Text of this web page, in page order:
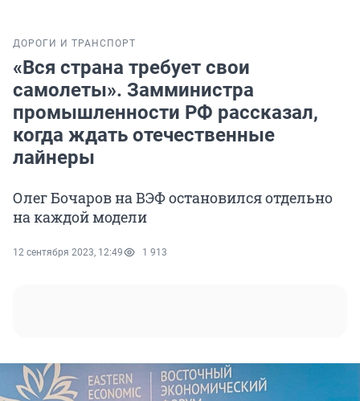
ДОРОГИ И ТРАНСПОРТ
«Вся страна требует свои
самолеты». Замминистра
промышленности РФ рассказал,
когда ждать отечественные
лайнеры
Олег Бочаров на ВЭФ остановился отдельно
на каждой модели
12 сентября 2023, 12:49 1 913